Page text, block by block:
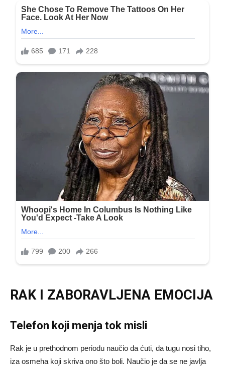
RAK I ZABORAVLJENA EMOCIJA
Telefon koji menja tok misli
Rak je u prethodnom periodu naučio da ćuti, da tugu nosi tiho,
iza osmeha koji skriva ono što boli. Naučio je da se ne javlja